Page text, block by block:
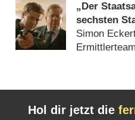
„Der
sechsten
Simon
Hol dir jetzt die